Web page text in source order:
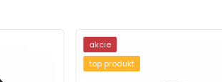
akcie
top produkt